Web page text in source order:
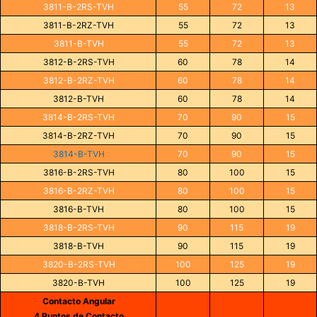
3811-B-2RS-TVH
55 72
13
3811-B-2RZ-TVH
55 72
13
3811-B-TVH
55 72
13
3812-B-2RS-TVH
60 78
14
3812-B-2RZ-TVH
60 78
14
3812-B-TVH
60 78
14
3814-B-2RS-TVH
70 90
15
3814-B-2RZ-TVH
70 90
15
3814-B-TVH
70 90
15
3816-B-2RS-TVH
80 100
15
3816-B-2RZ-TVH
80 100
15
3816-B-TVH
80 100
15
3818-B-2RS-TVH
90 115
19
3818-B-TVH
90 115
19
3820-B-2RS-TVH
100 125
19
3820-B-TVH
100 125
19
Contacto Angular